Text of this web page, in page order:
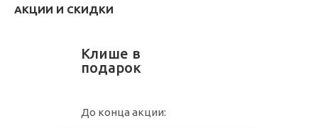
АКЦИИ И СКИДКИ
Клише в
подарок
До конца акции: